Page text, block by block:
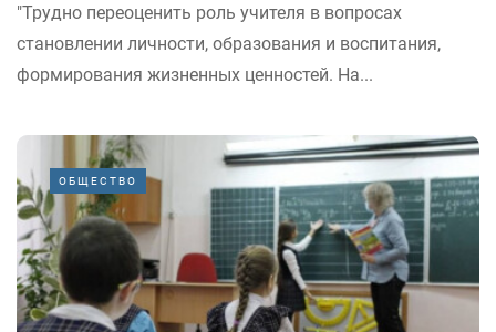
"Трудно переоценить роль учителя в вопросах
становлении личности, образования и воспитания,
формирования жизненных ценностей. На...
ОБЩЕСТВО